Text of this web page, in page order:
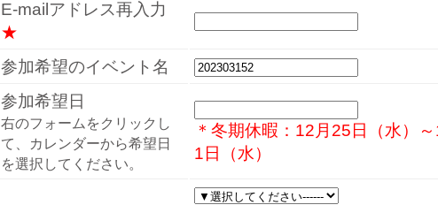
E-mailアドレス再入力
★
参加希望のイベント名
参加希望日
右のフォームをクリックし
て、カレンダーから希望日
を選択してください。
＊冬期休暇：12月25日（水）～
1日（水）